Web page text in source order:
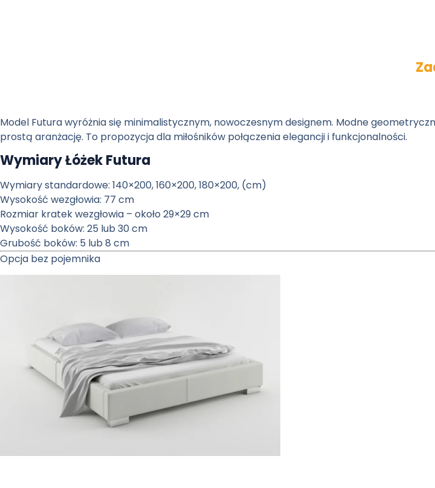
Model Futurawyróżnia się minimalistycznym, nowoczesnym designem. Modne
prostą aranżację. To propozycja dla miłośników połączenia elegancji i funkcjonalności.
Wymiary Łóżek Futura
Wymiary standardowe: 140×200, 160×200, 180×200, (cm)
Wysokość wezgłowia: 77 cm
Rozmiar kratek wezgłowia – około 29×29 cm
Wysokość boków: 25 lub 30 cm
Grubość boków: 5 lub 8 cm
Opcja bez pojemnika